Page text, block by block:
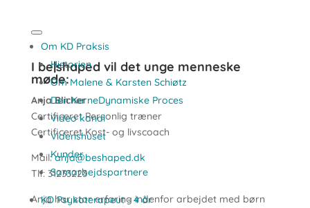
Om KD Praksis
Historien
Om Malene & Karsten Schiøtz
Den KerneDynamiske Proces
Video kanal
Videnshuset
Kunder
Samarbejdspartnere
KD Psykoterapeut - 4 år
I be|shaped vil det unge menneske
møde:
Anja Blicher
Certificeret Personlig træner
Certificeret Kost- og livscoach
Mail:anja@beshaped.dk
Tlf: 31233223
Anja har stor erfaring indenfor arbejdet med børn